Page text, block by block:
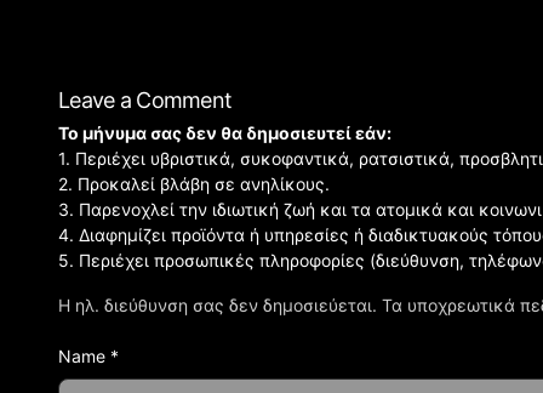
Leave a Comment
Η ηλ. διεύθυνση σας δεν δημοσιεύεται. Τα υποχρεωτικά
Το μήνυμα σας δεν θα δημοσιευτεί εάν:
1. Περιέχει υβριστικά, συκοφαντικά, ρατσιστικά,
2. Προκαλεί βλάβη σε ανηλίκους.
3. Παρενοχλεί την ιδιωτική ζωή και τα ατομικά και
4. Διαφημίζει προϊόντα ή υπηρεσίες ή διαδικτυακούς
5. Περιέχει προσωπικές πληροφορίες (διεύθυνση,
Name *